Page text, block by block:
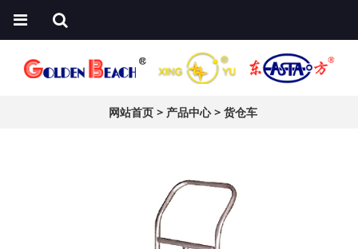
网站首页> 产品中心> 货仓车